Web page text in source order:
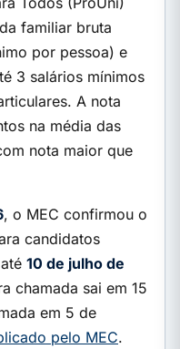
familiar bruta
por pessoa) e
3 salários mínimos
A nota
na média das
nota maior que
, o MEC confirmou o
candidatos
10 de julho de
chamada sai em 15
em 5 de
pelo MEC.